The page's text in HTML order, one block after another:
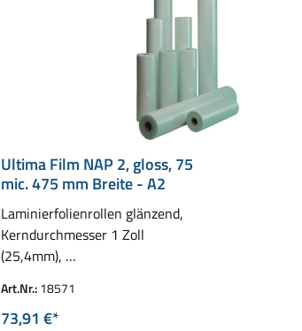
Ultima Film NAP 2, gloss, 75
mic. 475 mm Breite - A2
Laminierfolienrollen glänzend,
Kerndurchmesser 1 Zoll
(25,4mm),
Art.Nr.:18571
73,91 €*